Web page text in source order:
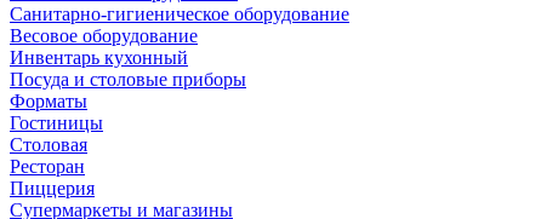
Санитарно-гигиеническое оборудование
Весовое оборудование
Инвентарь кухонный
Посуда и столовые приборы
Форматы
Гостиницы
Столовая
Ресторан
Пиццерия
Супермаркеты и магазины